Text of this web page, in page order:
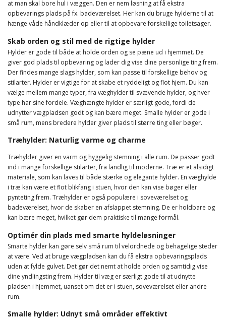
at man skal bore hul i væggen. Den er nem løsning at få ekstra
opbevarings plads på fx. badeværelset. Her kan du bruge hylderne til at
hænge våde håndklæder op eller til at opbevare forskellige toiletsager.
Skab orden og stil med de rigtige hylder
Hylder er gode til både at holde orden og se pæne ud i hjemmet. De
giver god plads til opbevaring og lader dig vise dine personlige ting frem.
Der findes mange slags hylder, som kan passe til forskellige behov og
stilarter. Hylder er vigtige for at skabe et ryddeligt og flot hjem. Du kan
vælge mellem mange typer, fra væghylder til svævende hylder, og hver
type har sine fordele. Væghængte hylder er særligt gode, fordi de
udnytter vægpladsen godt og kan bære meget. Smalle hylder er gode i
små rum, mens bredere hylder giver plads til større ting eller bøger.
Træhylder: Naturlig varme og charme
Træhylder giver en varm og hyggelig stemning i alle rum. De passer godt
ind i mange forskellige stilarter, fra landlig til moderne. Træ er et alsidigt
materiale, som kan laves til både stærke og elegante hylder. En væghylde
i træ kan være et flot blikfang i stuen, hvor den kan vise bøger eller
pynteting frem. Træhylder er også populære i soveværelset og
badeværelset, hvor de skaber en afslappet stemning. De er holdbare og
kan bære meget, hvilket gør dem praktiske til mange formål.
Optimér din plads med smarte hyldeløsninger
Smarte hylder kan gøre selv små rum til velordnede og behagelige steder
at være. Ved at bruge vægpladsen kan du få ekstra opbevaringsplads
uden at fylde gulvet. Det gør det nemt at holde orden og samtidig vise
dine yndlingsting frem. Hylder til væg er særligt gode til at udnytte
pladsen i hjemmet, uanset om det er i stuen, soveværelset eller andre
rum.
Smalle hylder: Udnyt små områder effektivt